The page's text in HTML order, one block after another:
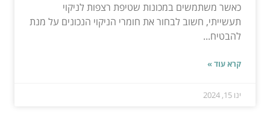
כאשר משתמשים במכונות שטיפת רצפות לניקוי
תעשייתי, חשוב לבחור את חומרי הניקוי הנכונים על מנת
להבטיח...
קרא עוד »
ינו 15, 2024